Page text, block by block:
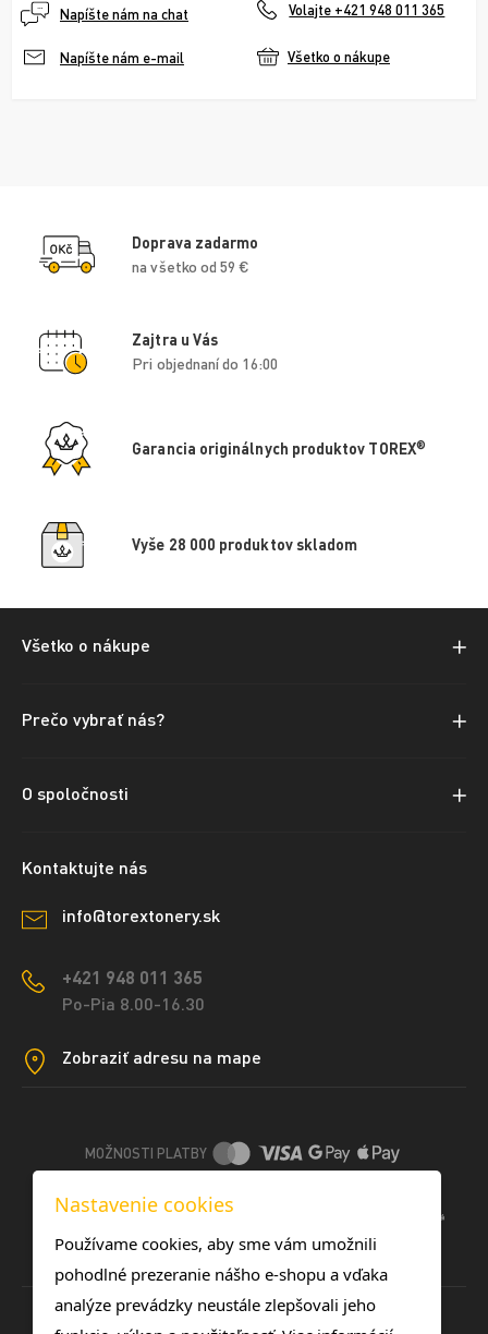
Napíšte nám na chat Volajte +421 948 011 365
Napíšte nám e-mail Všetko o nákupe
Doprava zadarmo
na všetko od 59 €
Zajtra u Vás
Pri objednaní do 16:00
Garancia originálnych produktov TOREX®
Vyše 28 000 produktov skladom
Všetko o nákupe
Prečo vybrať nás?
O spoločnosti
Kontaktujte nás
info@torextonery.sk
+421 948 011 365
Po-Pia 8.00-16.30
Zobraziť adresu na mape
MOŽNOSTI PLATBY
Nastavenie cookies
Používame cookies, aby sme vám umožnili
pohodlné prezeranie nášho e-shopu a vďaka
analýze prevádzky neustále zlepšovali jeho